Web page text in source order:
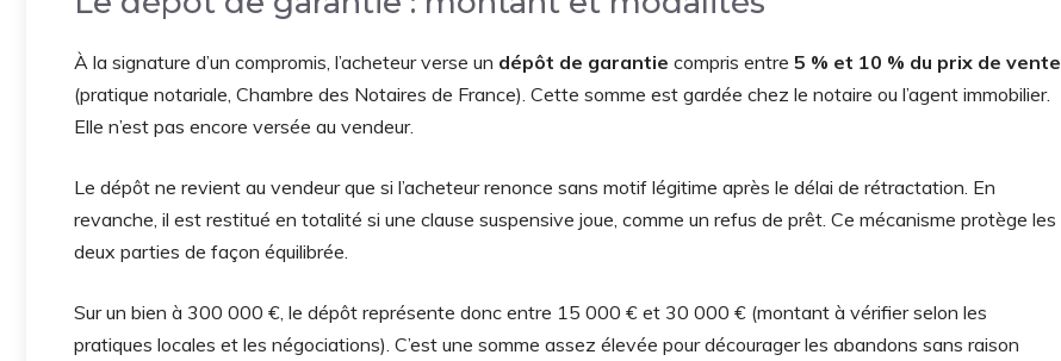
À la signature d’un compromis, l’acheteur verse un dépôt de garantie compris entre 5 % et 10 % du prix de vente
(pratique notariale, Chambre des Notaires de France). Cette somme est gardée chez le notaire ou l’agent immobilier.
Elle n’est pas encore versée au vendeur.
Le dépôt ne revient au vendeur que si l’acheteur renonce sans motif légitime après le délai de rétractation. En
revanche, il est restitué en totalité si une clause suspensive joue, comme un refus de prêt. Ce mécanisme protège les
deux parties de façon équilibrée.
Sur un bien à 300 000 €, le dépôt représente donc entre 15 000 € et 30 000 € (montant à vérifier selon les
pratiques locales et les négociations). C’est une somme assez élevée pour décourager les abandons sans raison